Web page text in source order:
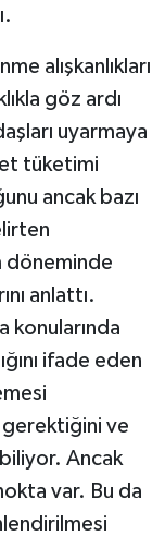
alışkanlıkları
göz ardı
uyarmaya
tüketimi
ancak bazı
döneminde
anlattı.
konularında
ifade eden
gerektiğini ve
biliyor. Ancak
var. Bu da